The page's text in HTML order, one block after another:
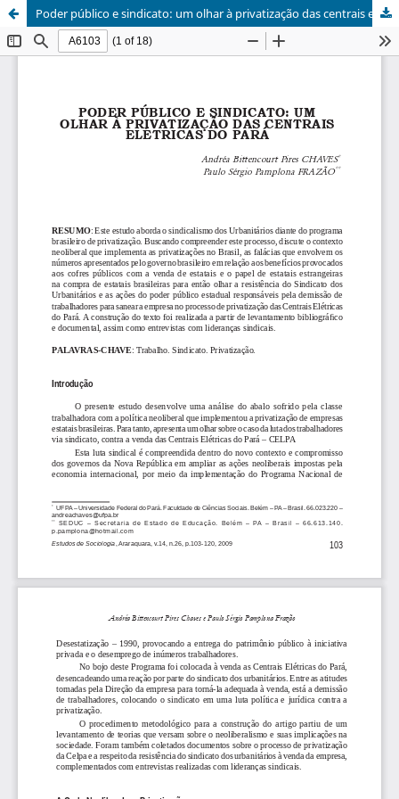
Poder público e sindicato: um olhar à privatização das centrais elétricas do Pará